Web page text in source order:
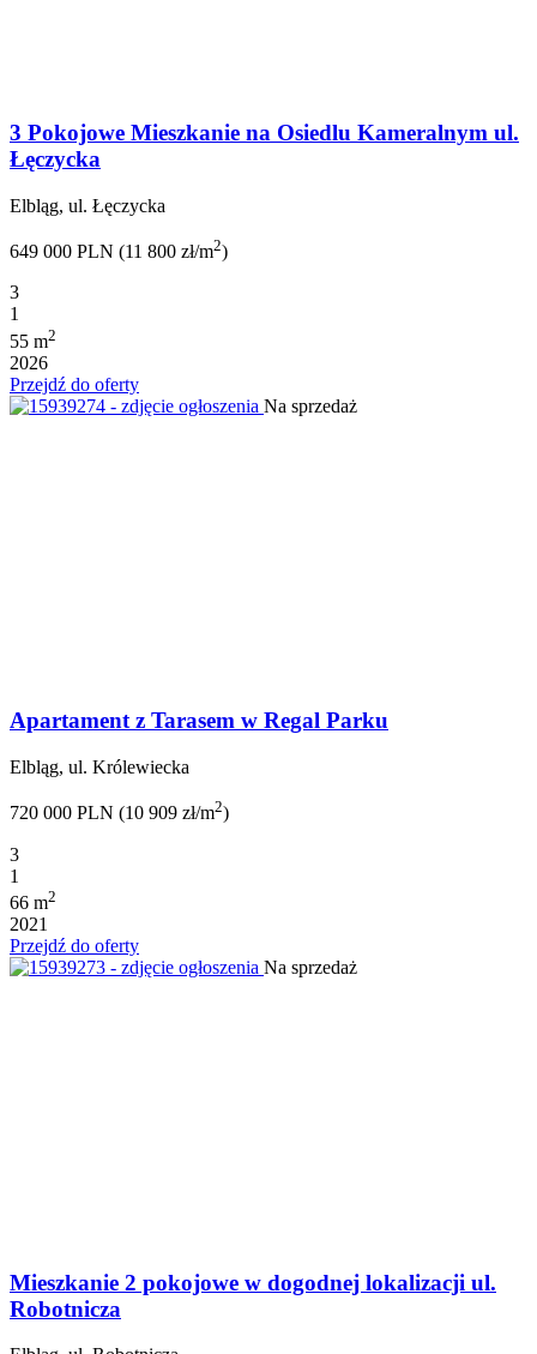
3 Pokojowe Mieszkanie na Osiedlu Kameralnym ul.
Łęczycka
Elbląg, ul. Łęczycka
649 000 PLN (11 800 zł/m2)
3
1
55 m2
2026
Przejdź do oferty
Na sprzedaż
Apartament z Tarasem w Regal Parku
Elbląg, ul. Królewiecka
720 000 PLN (10 909 zł/m2)
3
1
66 m2
2021
Przejdź do oferty
Na sprzedaż
Mieszkanie 2 pokojowe w dogodnej lokalizacji ul.
Robotnicza